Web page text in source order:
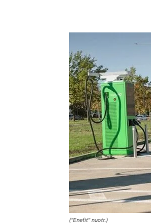
("Enefit" nuotr.)